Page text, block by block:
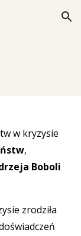
Skip to navigation
w kryzysie
,
Boboli
zrodziła